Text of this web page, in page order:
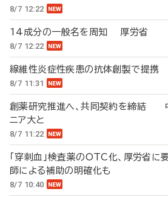
8/7 12:22
14成分の一般名を周知 厚労省
8/7 12:22
線維性炎症性疾患の抗体創製で提
8/7 11:31
創薬研究推進へ、共同契約を締結
ニア大と
8/7 11:22
「穿刺血」検査薬のOTC化、厚労省
師による補助の明確化も
8/7 10:40